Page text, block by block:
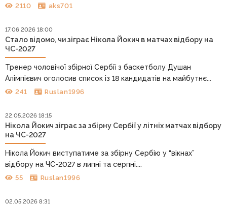
2110 aks701
17.06.2026 18:00
Стало відомо, чи зіграє Нікола Йокич в матчах відбору на
ЧС-2027
Тренер чоловічої збірної Сербії з баскетболу Душан
Алімпієвич оголосив список із 18 кандидатів на майбутнє...
241 Ruslan1996
22.05.2026 18:15
Нікола Йокич зіграє за збірну Сербії у літніх матчах відбору
на ЧС-2027
Нікола Йокич виступатиме за збірну Сербію у “вікнах”
відбору на ЧС-2027 в липні та серпні....
55 Ruslan1996
02.05.2026 8:31